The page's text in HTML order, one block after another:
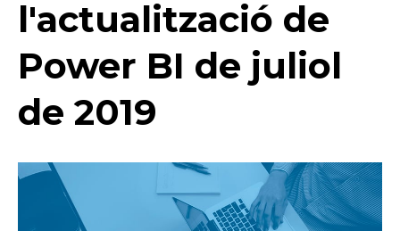
l'actualització de
Power BI de juliol
de 2019